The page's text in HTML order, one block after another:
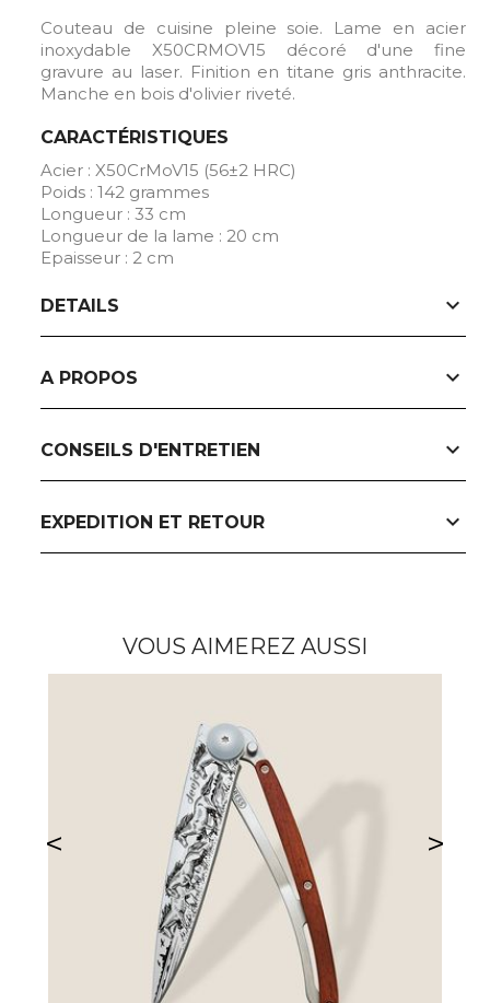
Couteau de cuisine pleine soie. Lame en acier
inoxydable X50CRMOV15 décoré d'une fine
gravure au laser. Finition en titane gris anthracite.
Manche en bois d'olivier riveté.
CARACTÉRISTIQUES
Acier : X50CrMoV15 (56±2 HRC)
Poids : 142 grammes
Longueur : 33 cm
Longueur de la lame : 20 cm
Epaisseur : 2 cm
DETAILS expand_more
A PROPOS expand_more
CONSEILS D'ENTRETIEN expand_more
EXPEDITION ET RETOUR expand_more
VOUS AIMEREZ AUSSI
< >